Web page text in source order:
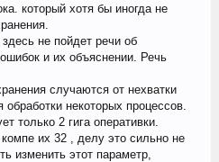
который хотя бы иногда не
не пойдет речи об
и их объяснении. Речь
случаются от нехватки
некоторых процессов.
только 2 гига оперативки.
их 32 , делу это сильно не
изменить этот параметр,